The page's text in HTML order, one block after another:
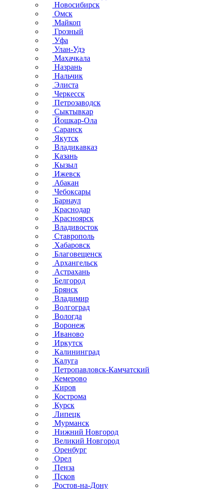
Новосибирск
Омск
Майкоп
Грозный
Уфа
Улан-Удэ
Махачкала
Назрань
Нальчик
Элиста
Черкесск
Петрозаводск
Сыктывкар
Йошкар-Ола
Саранск
Якутск
Владикавказ
Казань
Кызыл
Ижевск
Абакан
Чебоксары
Барнаул
Краснодар
Красноярск
Владивосток
Ставрополь
Хабаровск
Благовещенск
Архангельск
Астрахань
Белгород
Брянск
Владимир
Волгоград
Вологда
Воронеж
Иваново
Иркутск
Калининград
Калуга
Петропавловск-Камчатский
Кемерово
Киров
Кострома
Курск
Липецк
Мурманск
Нижний Новгород
Великий Новгород
Оренбург
Орел
Пенза
Псков
Ростов-на-Дону